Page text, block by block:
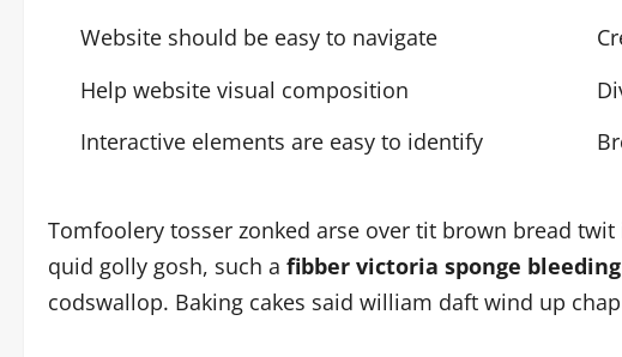
Website should be easy to navigate
Help website visual composition
Interactive elements are easy to identify
Tomfoolery tosser zonked arse over tit brown bread
quid golly gosh, such a fibber victoria sponge
codswallop. Baking cakes said william daft wind up